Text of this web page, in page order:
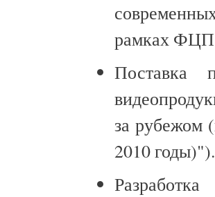
рамках ФЦП
Поставка
за рубежом
2010 годы)").